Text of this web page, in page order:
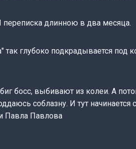
переписка длинною в два месяца.
глубоко подкрадывается под
босс, выбивают из колеи. А
соблазну. И тут начинается
Павла Павлова